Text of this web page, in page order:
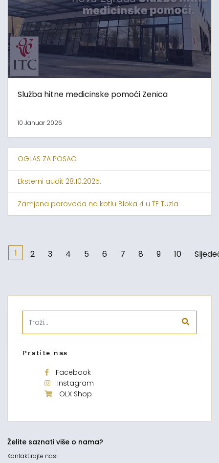
Služba hitne medicinske pomoći Zenica
10 Januar 2026
OGLAS ZA POSAO
Eksterni audit 28.10.2025.
Zamjena parovoda na kotlu Bloka 4 u TE Tuzla
1 2 3 4 5 6 7 8 9 10
Pratite nas
Facebook
Instagram
OLX Shop
Želite saznati više o nama?
Kontaktirajte nas!